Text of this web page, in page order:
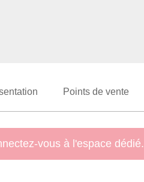
Points de vente
vous à l'espace dédié.